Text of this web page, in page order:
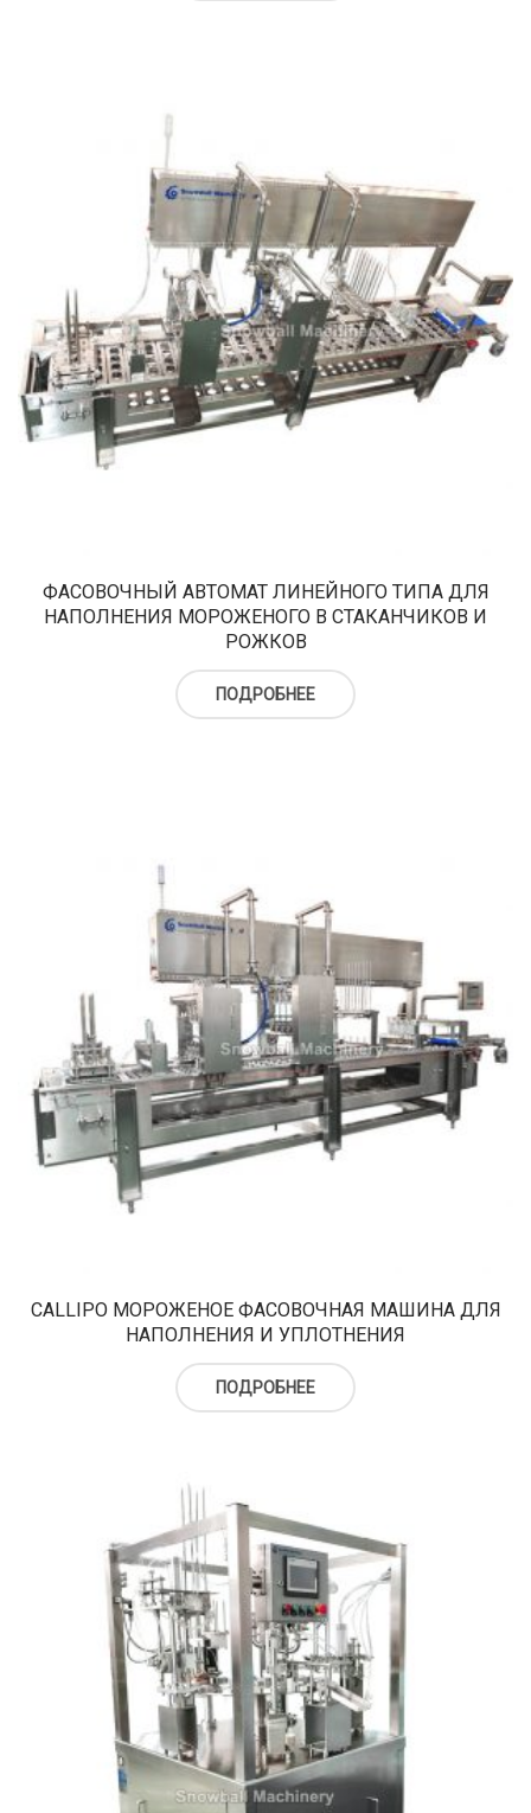
ФАСОВОЧНЫЙ АВТОМАТ ЛИНЕЙНОГО ТИПА ДЛЯ
НАПОЛНЕНИЯ МОРОЖЕНОГО В СТАКАНЧИКОВ И
РОЖКОВ
ПОДРОБНЕЕ
CALLIPO МОРОЖЕНОЕ ФАСОВОЧНАЯ МАШИНА ДЛЯ
НАПОЛНЕНИЯ И УПЛОТНЕНИЯ
ПОДРОБНЕЕ